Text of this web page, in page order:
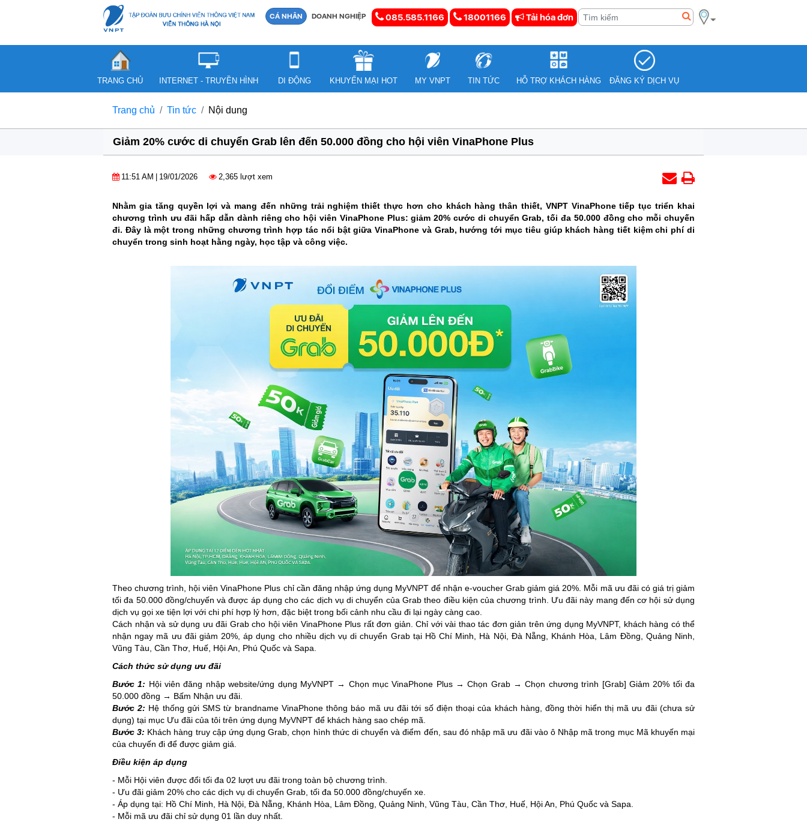
CÁ NHÂN DOANH NGHIỆP 085.585.1166 18001166 Tải hóa đơn
TRANG CHỦ INTERNET - TRUYỀN HÌNH DI ĐỘNG KHUYẾN MẠI HOT MY VNPT TIN TỨC HỖ TRỢ KHÁCH HÀNG ĐĂNG KÝ DỊCH VỤ
Trang chủ Tin tức Nội dung
Giảm 20% cước di chuyển Grab lên đến 50.000 đồng cho hội viên VinaPhone Plus
11:51 AM 19/01/2026 2,365 lượt xem
Nhằm gia tăng quyền lợi và mang đến những trải nghiệm thiết thực hơn cho khách hàng thân thiết, VNPT VinaPhone tiếp tục triển khai
chương trình ưu đãi hấp dẫn dành riêng cho hội viên VinaPhone Plus: giảm 20% cước di chuyển Grab, tối đa 50.000 đồng cho mỗi chuyến
đi. Đây là một trong những chương trình hợp tác nổi bật giữa VinaPhone và Grab, hướng tới mục tiêu giúp khách hàng tiết kiệm chi phí di
chuyển trong sinh hoạt hằng ngày, học tập và công việc.
Theo chương trình, hội viên VinaPhone Plus chỉ cần đăng nhập ứng dụng MyVNPT để nhận e-voucher Grab giảm giá 20%. Mỗi mã ưu đãi có giá trị giảm
tối đa 50.000 đồng/chuyến và được áp dụng cho các dịch vụ di chuyển của Grab theo điều kiện của chương trình. Ưu đãi này mang đến cơ hội sử dụng
dịch vụ gọi xe tiện lợi với chi phí hợp lý hơn, đặc biệt trong bối cảnh nhu cầu đi lại ngày càng cao.
Cách nhận và sử dụng ưu đãi Grab cho hội viên VinaPhone Plus rất đơn giản. Chỉ với vài thao tác đơn giản trên ứng dụng MyVNPT, khách hàng có thể
nhận ngay mã ưu đãi giảm 20%, áp dụng cho nhiều dịch vụ di chuyển Grab tại Hồ Chí Minh, Hà Nội, Đà Nẵng, Khánh Hòa, Lâm Đồng, Quảng Ninh,
Vũng Tàu, Cần Thơ, Huế, Hội An, Phú Quốc và Sapa.
Cách thức sử dụng ưu đãi
Bước 1: Hội viên đăng nhập website/ứng dụng MyVNPT → Chọn mục VinaPhone Plus → Chọn Grab → Chọn chương trình [Grab] Giảm 20% tối đa
50.000 đồng → Bấm Nhận ưu đãi.
Bước 2: Hệ thống gửi SMS từ brandname VinaPhone thông báo mã ưu đãi tới số điện thoại của khách hàng, đồng thời hiển thị mã ưu đãi (chưa sử
dụng) tại mục Ưu đãi của tôi trên ứng dụng MyVNPT để khách hàng sao chép mã.
Bước 3: Khách hàng truy cập ứng dụng Grab, chọn hình thức di chuyển và điểm đến, sau đó nhập mã ưu đãi vào ô Nhập mã trong mục Mã khuyến mại
của chuyến đi để được giảm giá.
Điều kiện áp dụng
- Mỗi Hội viên được đổi tối đa 02 lượt ưu đãi trong toàn bộ chương trình.
- Ưu đãi giảm 20% cho các dịch vụ di chuyển Grab, tối đa 50.000 đồng/chuyến xe.
- Áp dụng tại: Hồ Chí Minh, Hà Nội, Đà Nẵng, Khánh Hòa, Lâm Đồng, Quảng Ninh, Vũng Tàu, Cần Thơ, Huế, Hội An, Phú Quốc và Sapa.
- Mỗi mã ưu đãi chỉ sử dụng 01 lần duy nhất.